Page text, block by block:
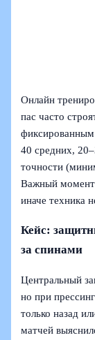
Онлайн
пас часто
фиксированным
40 средних,
точности
Важный момент
иначе техника
Кейс:
за спинами
Центральный
но при
только назад
матчей